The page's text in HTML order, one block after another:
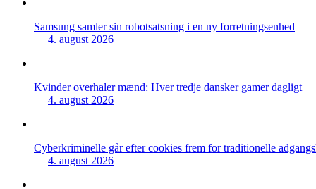
Samsung samler sin robotsatsning i en ny forretningsenhed
4. august 2026
Kvinder overhaler mænd: Hver tredje dansker gamer dagligt
4. august 2026
Cyberkriminelle går efter cookies frem for traditionelle
4. august 2026